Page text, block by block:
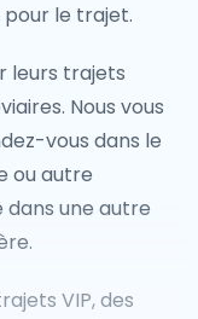
le trajet.
leurs trajets
Nous vous
vous dans le
ou autre
dans une autre
VIP, des